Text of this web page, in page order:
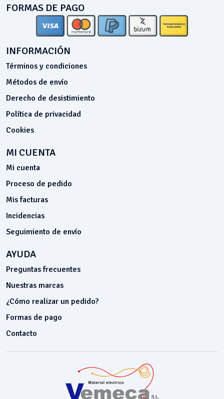
FORMAS DE PAGO
INFORMACIÓN
Términos y condiciones
Métodos de envío
Derecho de desistimiento
Política de privacidad
Cookies
MI CUENTA
Mi cuenta
Proceso de pedido
Mis facturas
Incidencias
Seguimiento de envío
AYUDA
Preguntas frecuentes
Nuestras marcas
¿Cómo realizar un pedido?
Formas de pago
Contacto